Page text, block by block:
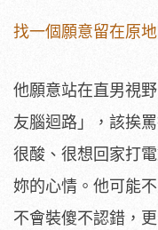
找一個願意留在原
他願意站在直男視
友腦迴路」，該挨
很酸、很想回家打
妳的心情。他可能
不會裝傻不認錯，